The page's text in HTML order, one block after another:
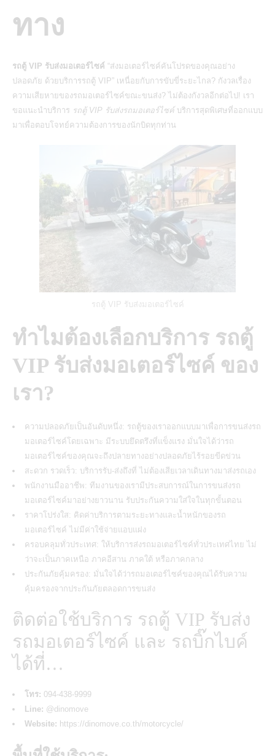
ทาง
รถตู้ VIP รับส่งมอเตอร์ไซค์ “ส่งมอเตอร์ไซค์คันโปรดของคุณอย่าง
ปลอดภัย ด้วยบริการรถตู้ VIP” เหนื่อยกับการขับขี่ระยะไกล? กังวลเรื่อง
ความเสียหายของรถมอเตอร์ไซค์ขณะขนส่ง? ไม่ต้องกังวลอีกต่อไป! เรา
ขอแนะนำบริการ รถตู้ VIP รับส่งรถมอเตอร์ไซค์ บริการสุดพิเศษที่ออกแบบ
มาเพื่อตอบโจทย์ความต้องการของนักบิดทุกท่าน
รถตู้ VIP รับส่งมอเตอร์ไซค์
ทำไมต้องเลือกบริการ รถตู้
VIP รับส่งมอเตอร์ไซค์ ของ
เรา?
ความปลอดภัยเป็นอันดับหนึ่ง: รถตู้ของเราออกแบบมาเพื่อการขนส่งรถ
มอเตอร์ไซค์ โดยเฉพาะ มีระบบยึดตรึงที่แข็งแรง มั่นใจได้ว่ารถ
มอเตอร์ไซค์ของคุณจะถึงปลายทางอย่างปลอดภัยไร้รอยขีดข่วน
สะดวก รวดเร็ว: บริการรับ-ส่งถึงที่ ไม่ต้องเสียเวลาเดินทางมาส่งรถเอง
พนักงานมืออาชีพ: ทีมงานของเรามีประสบการณ์ในการขนส่งรถ
มอเตอร์ไซค์ มาอย่างยาวนาน รับประกันความใส่ใจในทุกขั้นตอน
ราคาโปร่งใส: คิดค่าบริการตามระยะทางและน้ำหนักของรถ
มอเตอร์ไซค์ ไม่มีค่าใช้จ่ายแอบแฝง
ครอบคลุมทั่วประเทศ: ให้บริการส่งรถมอเตอร์ไซค์ทั่วประเทศไทย ไม่
ว่าจะเป็นภาคเหนือ ภาคอีสาน ภาคใต้ หรือภาคกลาง
ประกันภัยคุ้มครอง: มั่นใจได้ว่ารถมอเตอร์ไซค์ของคุณได้รับความ
คุ้มครองจากประกันภัยตลอดการขนส่ง
ติดต่อใช้บริการ รถตู้ VIP รับส่ง
รถมอเตอร์ไซค์ และ รถบิ๊กไบค์
ได้ที่…
โทร: 094-438-9999
Line: @dinomove
Website: https://dinomove.co.th/motorcycle/